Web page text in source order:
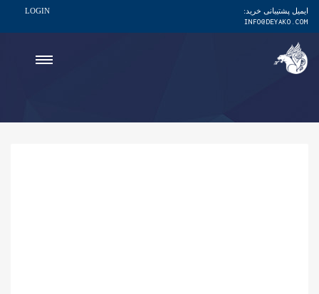
ایمیل پشتیبانی خرید:
INFO@DEYAKO.COM
LOGIN